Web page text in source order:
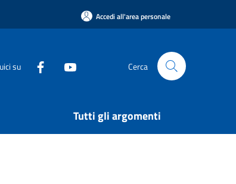
Accedi all'area personale
su Cerca
Tutti gli argomenti